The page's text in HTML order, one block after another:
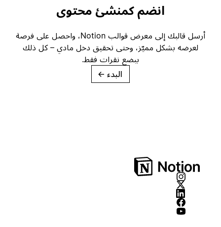
انضم كمنشئ محتوى
أرسل قالبك إلى معرض قوالب Notion، واحصل على فرصة
لعرضه بشكل مميّز، وحتى تحقيق دخل مادي – كل ذلك
ببضع نقرات فقط.
→